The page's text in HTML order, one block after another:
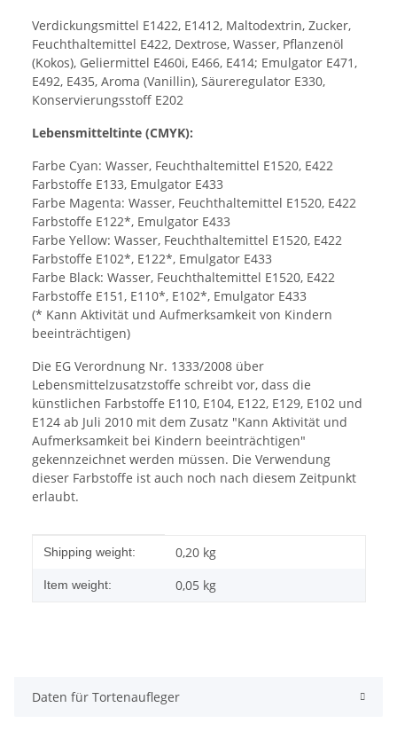
Verdickungsmittel E1422, E1412, Maltodextrin, Zucker,
Feuchthaltemittel E422, Dextrose, Wasser, Pflanzenöl
(Kokos), Geliermittel E460i, E466, E414; Emulgator E471,
E492, E435, Aroma (Vanillin), Säureregulator E330,
Konservierungsstoff E202
Lebensmitteltinte (CMYK):
Farbe Cyan: Wasser, Feuchthaltemittel E1520, E422
Farbstoffe E133, Emulgator E433
Farbe Magenta: Wasser, Feuchthaltemittel E1520, E422
Farbstoffe E122*, Emulgator E433
Farbe Yellow: Wasser, Feuchthaltemittel E1520, E422
Farbstoffe E102*, E122*, Emulgator E433
Farbe Black: Wasser, Feuchthaltemittel E1520, E422
Farbstoffe E151, E110*, E102*, Emulgator E433
(* Kann Aktivität und Aufmerksamkeit von Kindern
beeinträchtigen)
Die EG Verordnung Nr. 1333/2008 über
Lebensmittelzusatzstoffe schreibt vor, dass die
künstlichen Farbstoffe E110, E104, E122, E129, E102 und
E124 ab Juli 2010 mit dem Zusatz "Kann Aktivität und
Aufmerksamkeit bei Kindern beeinträchtigen"
gekennzeichnet werden müssen. Die Verwendung
dieser Farbstoffe ist auch noch nach diesem Zeitpunkt
erlaubt.
Item information
Value
Shipping weight: 0,20 kg
Item weight: 0,05 kg
Daten für Tortenaufleger